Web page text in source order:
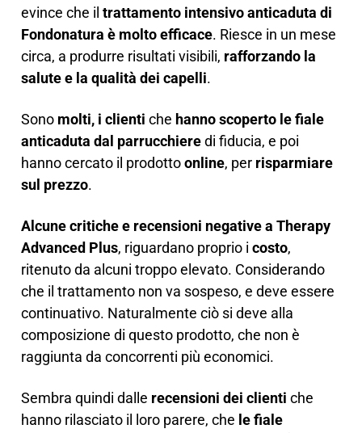
evince che il trattamento intensivo anticaduta di
Fondonatura è molto efficace. Riesce in un mese
circa, a produrre risultati visibili, rafforzando la
salute e la qualità dei capelli.
Sono molti, i clienti che hanno scoperto le fiale
anticaduta dal parrucchieredi fiducia, e poi
hanno cercato il prodottoonline, per risparmiare
sul prezzo.
Alcune critiche e recensioni negative a Therapy
Advanced Plus, riguardano proprio i costo,
ritenuto da alcuni troppo elevato. Considerando
che il trattamento non va sospeso, e deve essere
continuativo. Naturalmente ciò si deve alla
composizione di questo prodotto, che non è
raggiunta da concorrenti più economici.
Sembra quindi dalle recensioni dei clienti che
hanno rilasciato il loro parere, che le fiale